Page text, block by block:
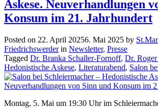
Askese. Neuverhandlungen
Konsum im 21. Jahrhundert
Posted on 22. April 20256. Mai 2025 by
Friedrichswerderin Newsletter, Presse
Tagged Dr. Branka Schaller-Fornoff, Dr.
Hedonistische Askese, Literaturabend, Salon
Montag, 5. Mai um 19:30 Uhr im